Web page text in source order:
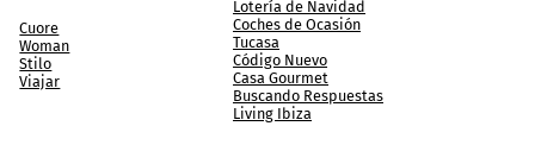
Cuore
Woman
Stilo
Viajar
Lotería de Navidad
Coches de Ocasión
Tucasa
Código Nuevo
Casa Gourmet
Buscando Respuestas
Living Ibiza